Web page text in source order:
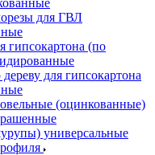
для ГВЛ
гипсокартона (по
для гипсокартона
(оцинкованные)
универсальные